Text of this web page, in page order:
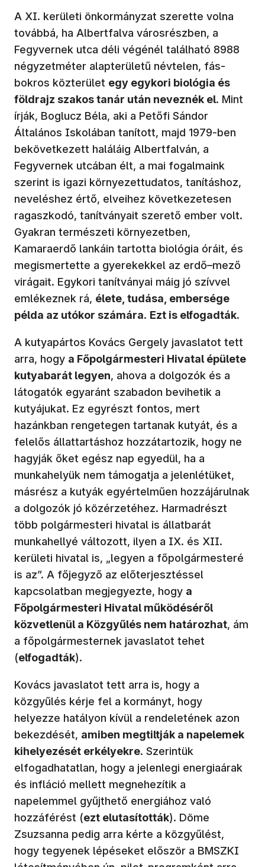
A XI. kerületi önkormányzat szerette volna
továbbá, ha Albertfalva városrészben, a
Fegyvernek utca déli végénél található 8988
négyzetméter alapterületű névtelen, fás-
bokros közterület egy egykori biológia és
földrajz szakos tanár után neveznék el. Mint
írják, Boglucz Béla, aki a Petőfi Sándor
Általános Iskolában tanított, majd 1979-ben
bekövetkezett haláláig Albertfalván, a
Fegyvernek utcában élt, a mai fogalmaink
szerint is igazi környezettudatos, tanításhoz,
neveléshez értő, elveihez következetesen
ragaszkodó, tanítványait szerető ember volt.
Gyakran természeti környezetben,
Kamaraerdő lankáin tartotta biológia óráit, és
megismertette a gyerekekkel az erdő–mező
virágait. Egykori tanítványai máig jó szívvel
emlékeznek rá, élete, tudása, embersége
példa az utókor számára. Ezt is elfogadták.
A kutyapártos Kovács Gergely javaslatot tett
arra, hogy a Főpolgármesteri Hivatal épülete
kutyabarát legyen, ahova a dolgozók és a
látogatók egyaránt szabadon bevihetik a
kutyájukat. Ez egyrészt fontos, mert
hazánkban rengetegen tartanak kutyát, és a
felelős állattartáshoz hozzátartozik, hogy ne
hagyják őket egész nap egyedül, ha a
munkahelyük nem támogatja a jelenlétüket,
másrész a kutyák egyértelműen hozzájárulnak
a dolgozók jó közérzetéhez. Harmadrészt
több polgármesteri hivatal is állatbarát
munkahellyé változott, ilyen a IX. és XII.
kerületi hivatal is, „legyen a főpolgármesteré
is az”. A főjegyző az előterjesztéssel
kapcsolatban megjegyezte, hogy a
Főpolgármesteri Hivatal működéséről
közvetlenül a Közgyűlés nem határozhat, ám
a főpolgármesternek javaslatot tehet
(elfogadták).
Kovács javaslatot tett arra is, hogy a
közgyűlés kérje fel a kormányt, hogy
helyezze hatályon kívül a rendeletének azon
bekezdését, amiben megtiltják a napelemek
kihelyezését erkélyekre. Szerintük
elfogadhatatlan, hogy a jelenlegi energiaárak
és infláció mellett megnehezítik a
napelemmel gyűjthető energiához való
hozzáférést (ezt elutasították). Döme
Zsuzsanna pedig arra kérte a közgyűlést,
hogy tegyenek lépéseket először a BMSZKI